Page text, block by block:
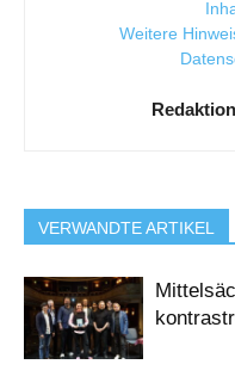
Weitere
VERWANDTE ARTIKEL